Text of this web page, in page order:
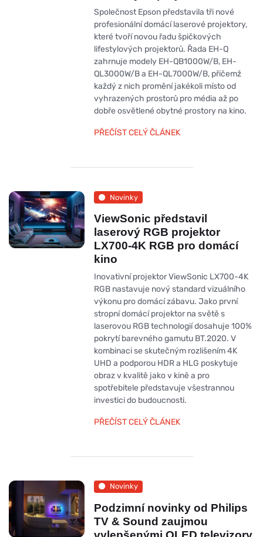
Společnost Epson představila tři nové
profesionální domácí laserové projektory,
které tvoří novou řadu špičkových
lifestylových projektorů. Řada EH-Q
zahrnuje modely EH-QB1000W/B, EH-
QL3000W/B a EH-QL7000W/B, přičemž
každý z nich promění jakékoli místo od
vyhrazených prostorů pro média až po
dobře osvětlené obytné prostory na kino.
PŘEČÍST CELÝ ČLÁNEK
Novinky
ViewSonic představil
laserový RGB projektor
LX700-4K RGB pro domácí
kino
Inovativní projektor ViewSonic LX700-4K
RGB nastavuje nový standard vizuálního
výkonu pro domácí zábavu. Jako první
stropní domácí projektor na světě s
laserovou RGB technologií dosahuje 100%
pokrytí barevného gamutu BT.2020. V
kombinaci se skutečným rozlišením 4K
UHD a podporou HDR a HLG poskytuje
obraz v kvalitě jako v kině a pro
spotřebitele představuje všestrannou
investici do budoucnosti.
PŘEČÍST CELÝ ČLÁNEK
Novinky
Podzimní novinky od Philips
TV & Sound zaujmou